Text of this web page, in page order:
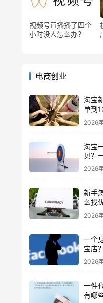
视频号直播播了四个
小时没人怎么办？
电商创业
淘宝
单到
享！
2026
淘宝
贝？
些？
2026
新手
么找
2026
一个
宝店
钱？
2026
一件
有哪